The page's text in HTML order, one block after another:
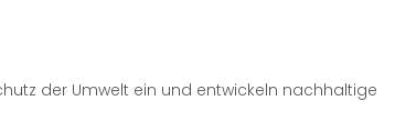
der Umwelt ein und entwickeln nachhaltige